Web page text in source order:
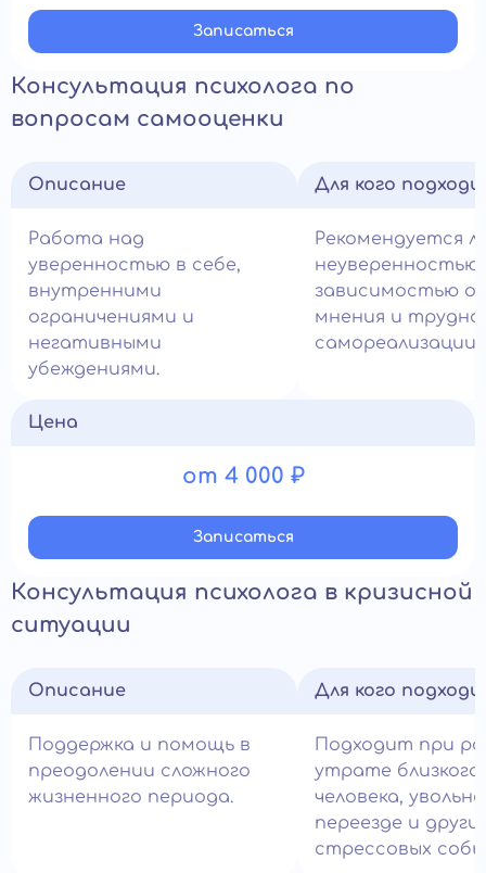
Записатьcя
Консультация психолога по
вопросам самооценки
Описание
Работа над
уверенностью в себе,
внутренними
ограничениями и
негативными
убеждениями.
Для кого
Рекомендуется
неуверенностью,
зависимостью
мнения и
самореализации.
Цена
от 4 000 ₽
Записатьcя
Консультация психолога в кризисной
ситуации
Описание
Поддержка и помощь в
преодолении сложного
жизненного периода.
Для кого
Подходит при
утрате близкого
человека,
переезде и
стрессовых